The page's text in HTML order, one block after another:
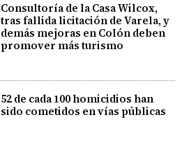
Consultoría de la Casa Wilcox,
tras fallida licitación de Varela, y
demás mejoras en Colón deben
promover más turismo
52 de cada 100 homicidios han
sido cometidos en vías públicas